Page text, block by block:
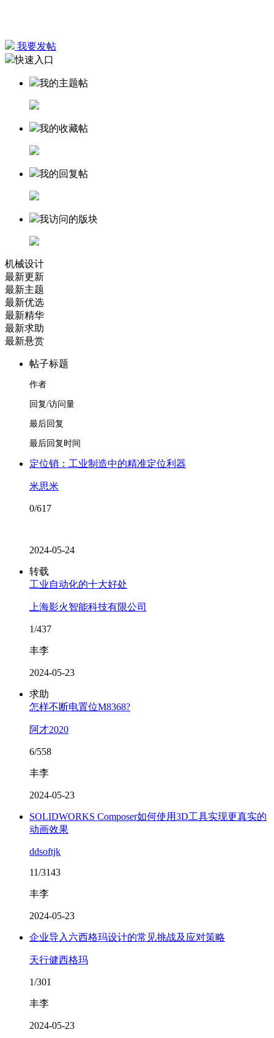
我要发帖
快速入口
我的主题帖
我的收藏帖
我的回复帖
我访问的版块
机械设计
最新更新
最新主题
最新优选
最新精华
最新求助
最新悬赏
帖子标题
作者
回复/访问量
最后回复
最后回复时间
定位销：工业制造中的精准定位利器
米思米
0/617
2024-05-24
转载
工业自动化的十大好处
上海影火智能科技有限公司
1/437
丰李
2024-05-23
求助
怎样不断电置位M8368?
阿才2020
6/558
丰李
2024-05-23
SOLIDWORKS Composer如何使用3D工具实现更真实的
动画效果
ddsoftjk
11/3143
丰李
2024-05-23
企业导入六西格玛设计的常见挑战及应对策略
天行健西格玛
1/301
丰李
2024-05-23